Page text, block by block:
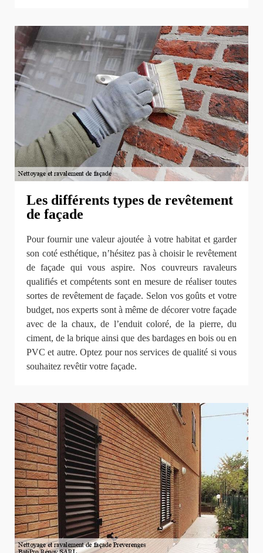
Les différents types de revêtement
de façade
Pour fournir une valeur ajoutée à votre habitat et garder
son coté esthétique, n’hésitez pas à choisir le revêtement
de façade qui vous aspire. Nos couvreurs ravaleurs
qualifiés et compétents sont en mesure de réaliser toutes
sortes de revêtement de façade. Selon vos goûts et votre
budget, nos experts sont à même de décorer votre façade
avec de la chaux, de l’enduit coloré, de la pierre, du
ciment, de la brique ainsi que des bardages en bois ou en
PVC et autre. Optez pour nos services de qualité si vous
souhaitez revêtir votre façade.